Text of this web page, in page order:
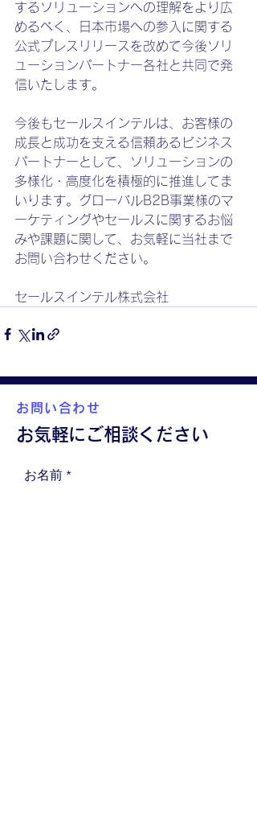
するソリューションへの理解をより広
めるべく、日本市場への参入に関する
公式プレスリリースを改めて今後ソリ
ューションパートナー各社と共同で発
信いたします。
今後もセールスインテルは、お客様の
成長と成功を支える信頼あるビジネス
パートナーとして、ソリューションの
多様化・高度化を積極的に推進してま
いります。グローバルB2B事業様のマ
ーケティングやセールスに関するお悩
みや課題に関して、お気軽に当社まで
お問い合わせください。
セールスインテル株式会社
お問い合わせ
お気軽にご相談ください
お名前